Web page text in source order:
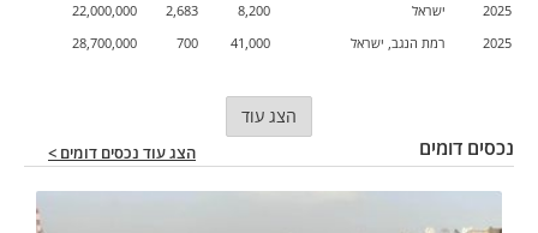
2025
ישראל 8,200
2,683
22,000,000
2025
רמת הנגב, ישראל 41,000
700
28,700,000
הצג עוד
נכסים דומים הצג עוד נכסים דומים >